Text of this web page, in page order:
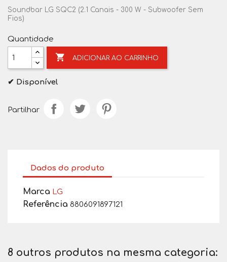
Soundbar LG SQC2 (2.1 Canais - 300 W - Subwoofer Sem
Fios)
Quantidade
 ADICIONAR AO CARRINHO
✔ Disponível
Partilhar
Dados do produto
Marca LG
Referência 8806091897121
8 outros produtos na mesma categoria: